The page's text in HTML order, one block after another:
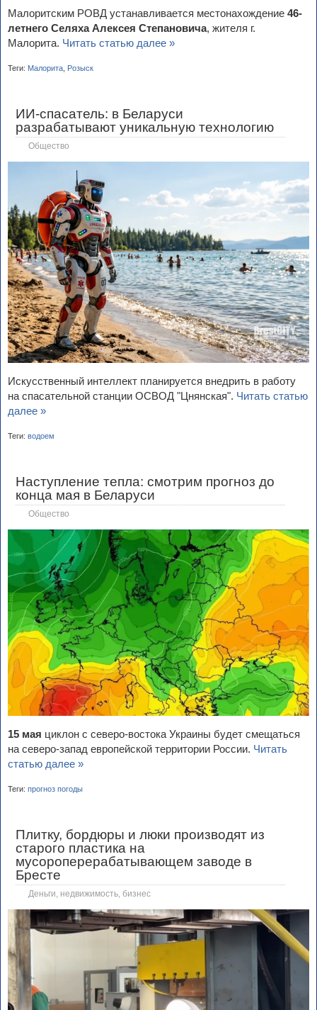
Малоритским РОВД устанавливается местонахождение 46-
летнего Селяха Алексея Степановича, жителя г.
Малорита. Читать статью далее »
Теги: Малорита Розыск
ИИ-спасатель: в Беларуси
разрабатывают уникальную технологию
Общество
Искусственный интеллект планируется внедрить в работу
на спасательной станции ОСВОД "Цнянская". Читать статью
далее »
Теги: водоем
Наступление тепла: смотрим прогноз до
конца мая в Беларуси
Общество
15 мая циклон с северо-востока Украины будет смещаться
на северо-запад европейской территории России. Читать
статью далее »
Теги: прогноз погоды
Плитку, бордюры и люки производят из
старого пластика на
мусороперерабатывающем заводе в
Бресте
Деньги, недвижимость, бизнес